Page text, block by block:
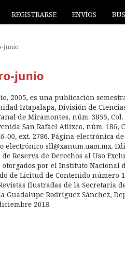
REGISTRARSE ENVÍOS
junio
junio
2005, es una publicación
Iztapalapa, División de
de Miramontes, núm. 3855, Col.
San Rafael Atlixco, núm. 186,
00, ext. 2786. Página electrónica
sll@xanum.uam.mx.
Reserva de Derechos al Uso
otorgados por el Instituto
de Licitud de Contenido número
Ilustradas de la Secretaría
Rodríguez Sánchez,
2018.